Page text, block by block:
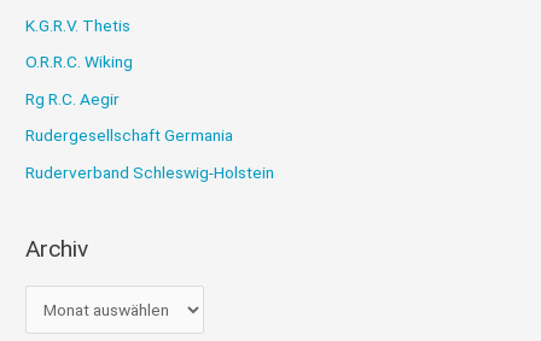
K.G.R.V. Thetis
O.R.R.C. Wiking
Rg R.C. Aegir
Rudergesellschaft Germania
Ruderverband Schleswig-Holstein
Archiv
r